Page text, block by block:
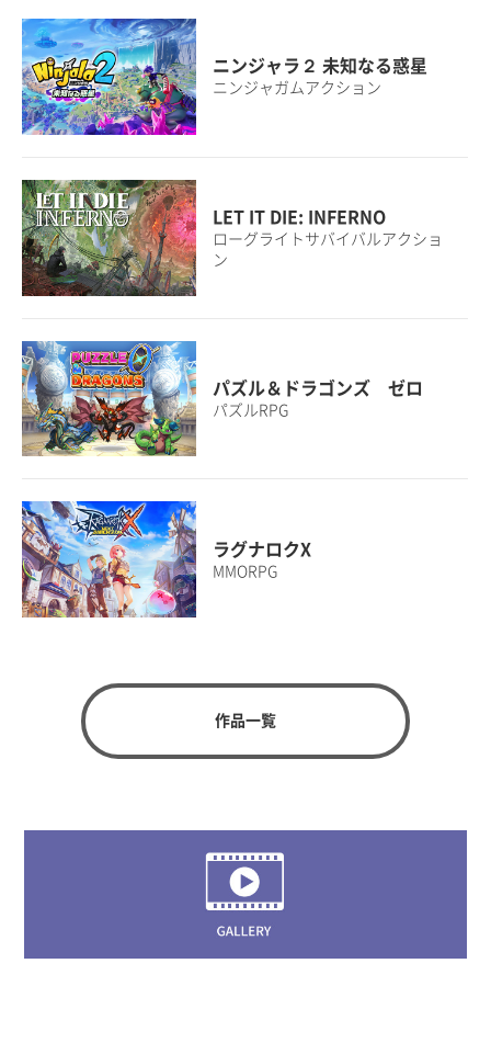
ニンジャラ２ 未知なる惑星
ニンジャガムアクション
LET IT DIE: INFERNO
ローグライトサバイバルアクショ
ン
パズル＆ドラゴンズ ゼロ
パズルRPG
ラグナロクX
MMORPG
作品一覧